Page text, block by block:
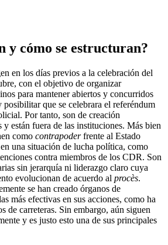
y cómo se estructuran?
en los días previos a la celebración del
con el objetivo de organizar
para mantener abiertos y concurridos
posibilitar que se celebrara el referéndum
Por tanto, son de creación
y están fuera de las instituciones. Más bien
como contrapoderfrente al Estado
una situación de lucha política, como
contra miembros de los CDR. Son
sin jerarquía ni liderazgo claro cuya
evolucionan de acuerdo al procès.
se han creado órganos de
más efectivas en sus acciones, como ha
de carreteras. Sin embargo, aún siguen
y es justo esto una de sus principales